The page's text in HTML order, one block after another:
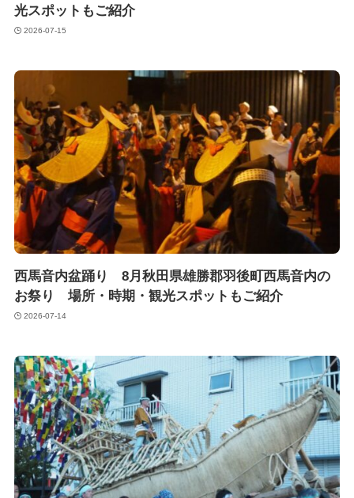
光スポットもご紹介
2026-07-15
西馬音内盆踊り 8月秋田県雄勝郡羽後町西馬音内の
お祭り 場所・時期・観光スポットもご紹介
2026-07-14